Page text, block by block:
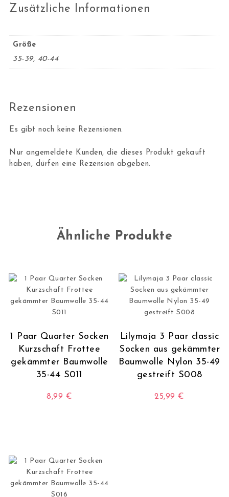
Zusätzliche Informationen
Größe
35-39, 40-44
Rezensionen
Es gibt noch keine Rezensionen.
Nur angemeldete Kunden, die dieses Produkt gekauft
haben, dürfen eine Rezension abgeben.
Ähnliche Produkte
1 Paar Quarter Socken
Kurzschaft Frottee
gekämmter Baumwolle
35-44 S011
8,99 €
Lilymaja 3 Paar classic
Socken aus gekämmter
Baumwolle Nylon 35-49
gestreift S008
25,99€